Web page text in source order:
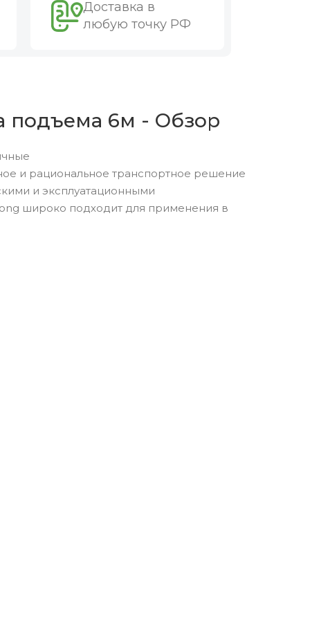
Доставка в
любую точку РФ
подъема 6м - Обзор
и рациональное транспортное решение
и эксплуатационными
широко подходит для применения в